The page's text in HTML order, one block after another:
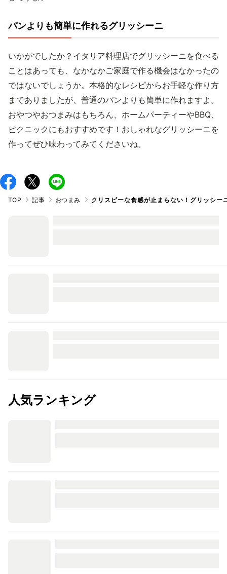
パンよりも簡単に作れるグリッシーニ
いかがでしたか？イタリア料理店でグリッシーニを食べる
ことはあっても、なかなかご家庭で作る機会はなかったの
ではないでしょうか。本格的なレシピからお手軽な作り方
までありましたが、普通のパンよりも簡単に作れますよ。
おやつやおつまみはもちろん、ホームパーティーやBBQ、
ピクニックにもおすすめです！おしゃれなグリッシーニを
作ってぜひ味わってみてくださいね。
TOP 記事 おつまみ クリスピーな食感が止まらない！グリッシ
人気ランキング